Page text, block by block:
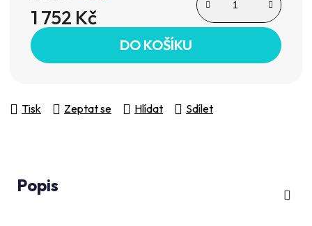
1 752 Kč
Měrná cena: DO KOŠÍKU
Tisk Zeptat se Hlídat Sdílet
Popis